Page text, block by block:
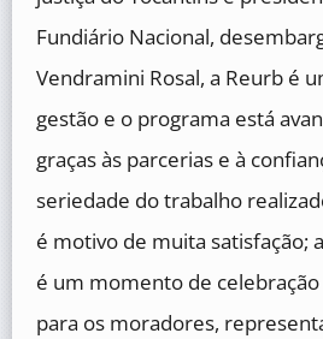
Fundiário Nacional,
Vendramini Rosal, a Reurb é
gestão e o programa está
graças às parcerias e à
seriedade do trabalho
é motivo de muita satisfação;
é um momento de
para os moradores,